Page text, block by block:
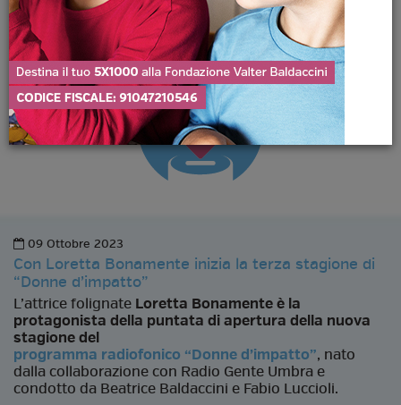
09 Ottobre 2023
Con Loretta Bonamente inizia la terza stagione di
“Donne d’impatto”
L’attrice folignate Loretta Bonamente è la
protagonista della puntata di apertura della nuova
stagione del
programma radiofonico “Donne d’impatto”, nato
dalla collaborazione con Radio Gente Umbra e
condotto da Beatrice Baldaccini e Fabio Luccioli.